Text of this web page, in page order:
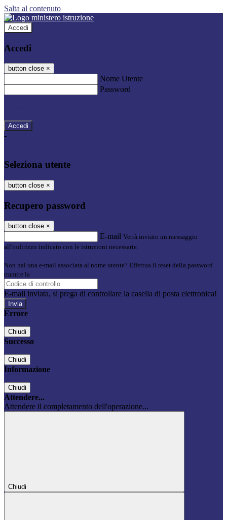
Salta al contenuto
Accedi
Accedi
button close ×
Nome Utente
Password
-
Seleziona utente
button close ×
Recupero password
button close ×
E-mail Verrà inviato un messaggio
all'indirizzo indicato con le istruzioni necessarie.
Non hai una e-mail associata al nome utente? Effettua il reset della password
tramite la
E-mail inviata, si prega di controllare la casella di posta elettronica!
Errore
Chiudi
Successo
Chiudi
Informazione
Chiudi
Attendere...
Attendere il completamento dell'operazione...
Chiudi